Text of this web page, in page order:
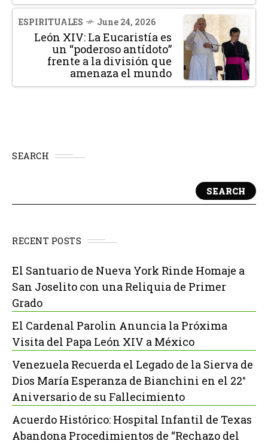
ESPIRITUALES June 24, 2026
León XIV: La Eucaristía es
un “poderoso antídoto”
frente a la división que
amenaza el mundo
SEARCH
SEARCH
RECENT POSTS
El Santuario de Nueva York Rinde Homaje a
San Joselito con una Reliquia de Primer
Grado
El Cardenal Parolin Anuncia la Próxima
Visita del Papa León XIV a México
Venezuela Recuerda el Legado de la Sierva de
Dios María Esperanza de Bianchini en el 22°
Aniversario de su Fallecimiento
Acuerdo Histórico: Hospital Infantil de Texas
Abandona Procedimientos de “Rechazo del